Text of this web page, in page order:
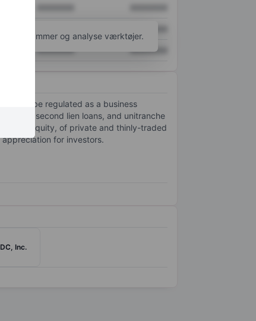
XXXXXXX XXXXXXX
diagrammer og analyse værktøjer.
to be regulated as a business
loans, second lien loans, and unitranche
and equity, of private and thinly-traded
for investors.
Inc.